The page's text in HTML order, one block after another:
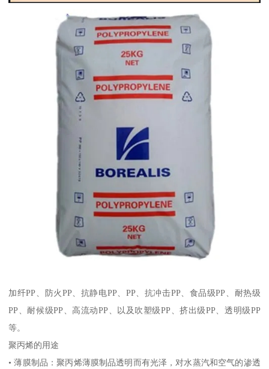
加纤PP 、防火 PP 、抗静电PP PP 、抗冲击PP 、食品级PP 、耐热级
PP 、耐候级PP 、高流动PP 、以及吹塑级PP 、挤出级PP 、透明级PP
等。
聚丙烯的用途
•薄膜制品：聚丙烯薄膜制品透明而有光泽，对水蒸汽和空气的渗透